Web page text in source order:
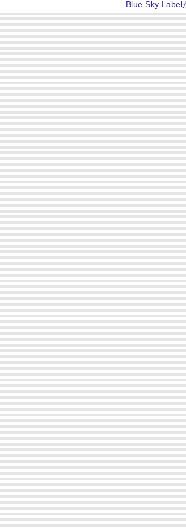
Blue Sky Label